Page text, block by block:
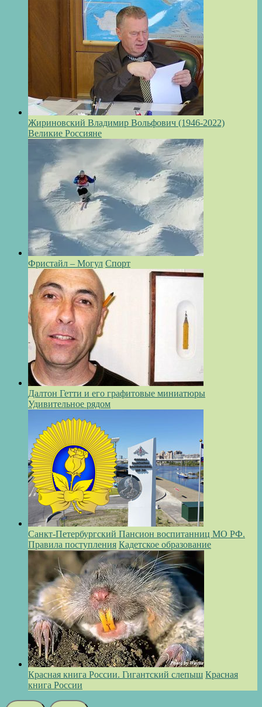
Жириновский Владимир Вольфович (1946-2022)
Великие Россияне
Фристайл – Могул Спорт
Далтон Гетти и его графитовые миниатюры
Удивительное рядом
Санкт-Петербургский Пансион воспитанниц МО РФ.
Правила поступления Кадетское образование
Красная книга России. Гигантский слепыш Красная
книга России